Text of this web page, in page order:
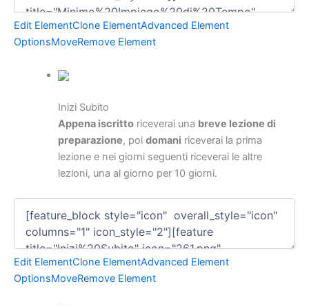
Edit ElementClone ElementAdvanced Element
OptionsMoveRemove Element
Inizi Subito
Appena iscrittoriceverai una breve lezione di
preparazione, poi domani riceverai la prima
lezione e nei giorni seguenti riceverai le altre
lezioni, una al giorno per 10 giorni.
Edit ElementClone ElementAdvanced Element
OptionsMoveRemove Element